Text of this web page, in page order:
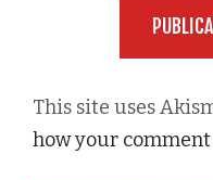
This site uses
how your comment